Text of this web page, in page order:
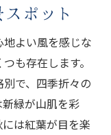
ポット
よい風を感じな
も存在します。
で、四季折々の
緑が山肌を彩
は紅葉が目を楽